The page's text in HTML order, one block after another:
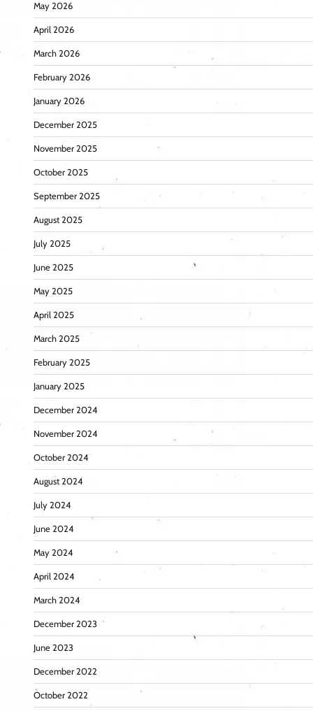
May 2026
April 2026
March 2026
February 2026
January 2026
December 2025
November 2025
October 2025
September 2025
August 2025
July 2025
June 2025
May 2025
April 2025
March 2025
February 2025
January 2025
December 2024
November 2024
October 2024
August 2024
July 2024
June 2024
May 2024
April 2024
March 2024
December 2023
June 2023
December 2022
October 2022